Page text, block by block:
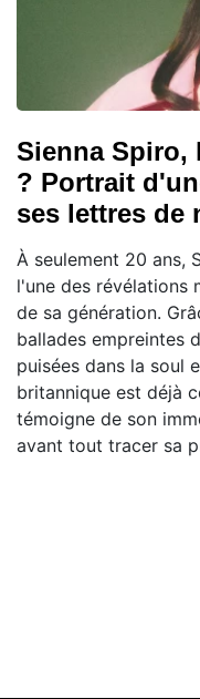
Sienna Spiro,
? Portrait
ses lettres de
À seulement 20 ans,
l'une des révélations
de sa génération.
ballades empreintes
puisées dans la soul
britannique est déjà
témoigne de son
avant tout tracer sa